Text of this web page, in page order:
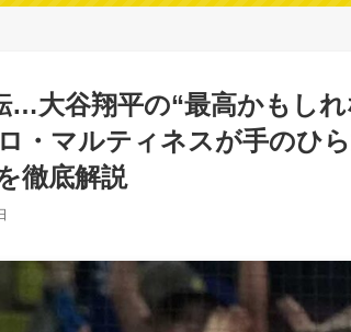
…大谷翔平の“最高かもし
・マルティネスが手のひ
徹底解説